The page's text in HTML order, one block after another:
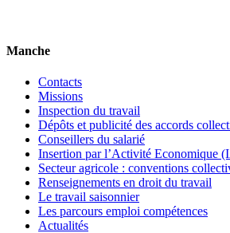
Manche
Contacts
Missions
Inspection du travail
Dépôts et publicité des accords
Conseillers du salarié
Insertion par l’Activité Economique
Secteur agricole : conventions
Renseignements en droit du travail
Le travail saisonnier
Les parcours emploi compétences
Actualités